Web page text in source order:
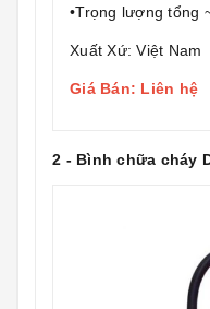
•Trọng lượng tổng
Xuất Xứ: Việt Nam
Giá Bán: Liên hệ
2 - Bình chữa cháy